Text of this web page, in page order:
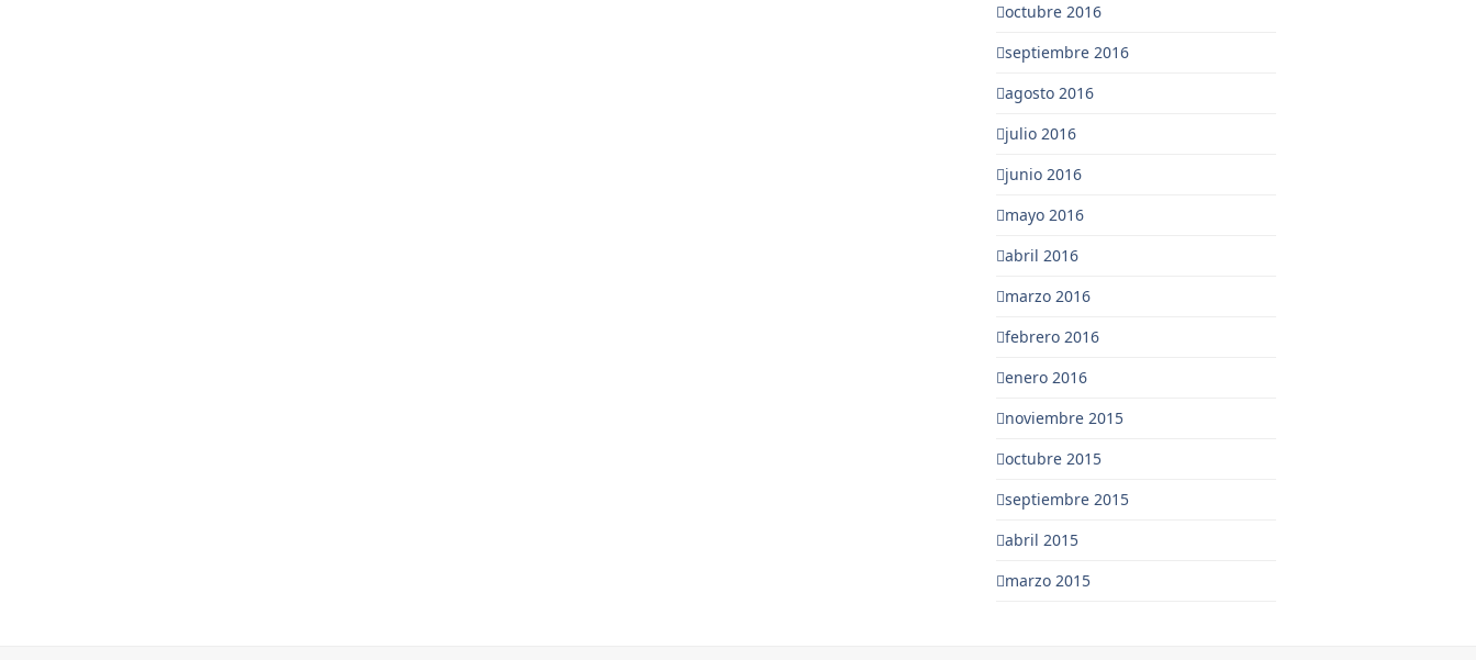
octubre 2016
septiembre 2016
agosto 2016
julio 2016
junio 2016
mayo 2016
abril 2016
marzo 2016
febrero 2016
enero 2016
noviembre 2015
octubre 2015
septiembre 2015
abril 2015
marzo 2015